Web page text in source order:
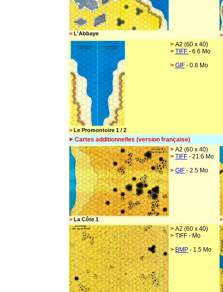
> L'Abbaye >
> Le Promontoire 1 / 2
> A2 (60 x 40)
> TIFF - 6.6 Mo
> GIF - 0.8 Mo
Cartes additionnelles (version française)
> La Côte 1
> A2 (60 x 40)
> TIFF - 21.6 Mo
> GIF - 2.5 Mo
>
> A2 (60 x 40)
> TIFF - Mo
> BMP - 1.5 Mo